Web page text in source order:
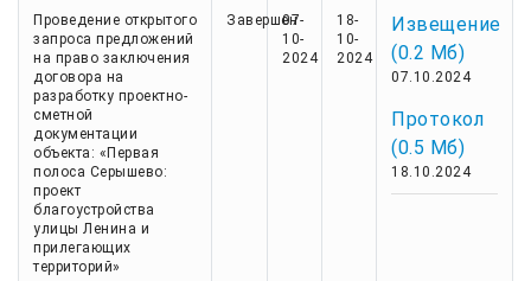
Проведение открытого
запроса предложений
на право заключения
договора на
разработку проектно-
сметной
документации
объекта: «Первая
полоса Серышево:
проект
благоустройства
улицы Ленина и
прилегающих
территорий»
Завершен
07-
10-
2024
18-
10-
2024
Извещение
(0.2 Мб)
07.10.2024
Протокол
(0.5 Мб)
18.10.2024